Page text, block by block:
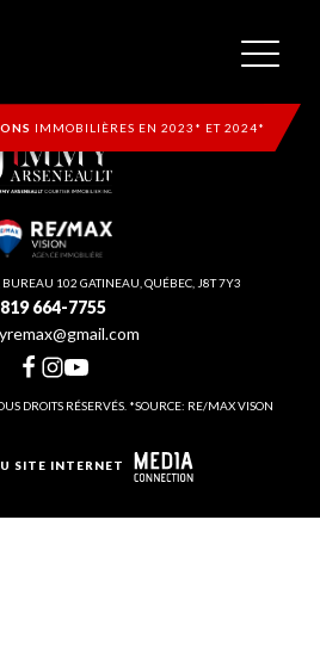
IMMOBILIÈRES EN 2023* ET 2024*
BUREAU 102 GATINEAU, QUÉBEC, J8T 7Y3
819 664-7755
DROITS RÉSERVÉS. *SOURCE: RE/MAX VISON
SITE INTERNET